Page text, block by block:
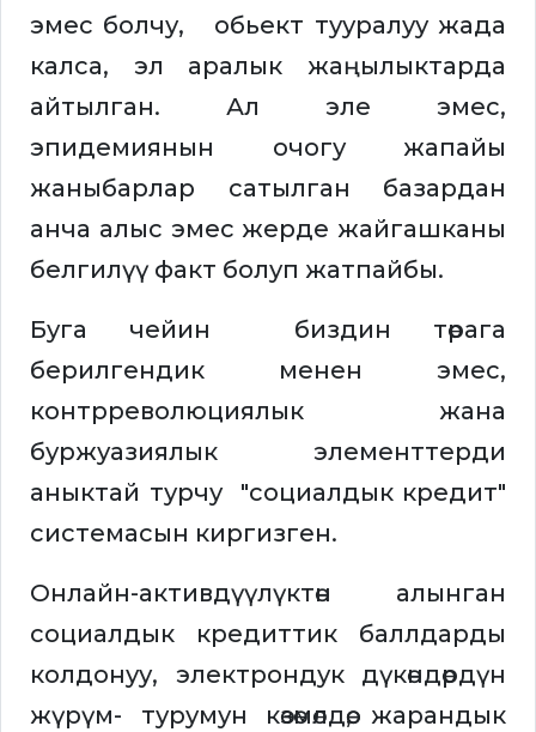
эмес болчу, обьект тууралуу жада
калса, эл аралык жаңылыктарда
айтылган. Ал эле эмес,
эпидемиянын очогу жапайы
жаныбарлар сатылган базардан
анча алыс эмес жерде жайгашканы
белгилүү факт болуп жатпайбы.
Буга чейин биздин төрага
берилгендик менен эмес,
контрреволюциялык жана
буржуазиялык элементтерди
аныктай турчу "социалдык кредит"
системасын киргизген.
Онлайн-активдүүлүктөн алынган
социалдык кредиттик баллдарды
колдонуу, электрондук дүкөндөрдүн
жүрүм- турумун көзөмөлдөө, жарандык